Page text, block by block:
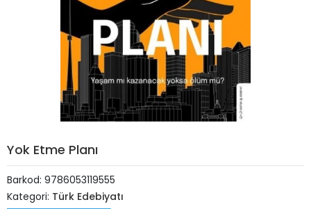
Yok Etme Planı
Barkod: 9786053119555
Kategori: Türk Edebiyatı